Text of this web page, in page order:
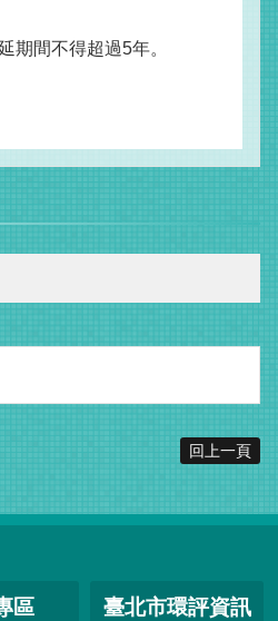
期間不得超過5年。
回上一頁
區
臺北市環評資訊